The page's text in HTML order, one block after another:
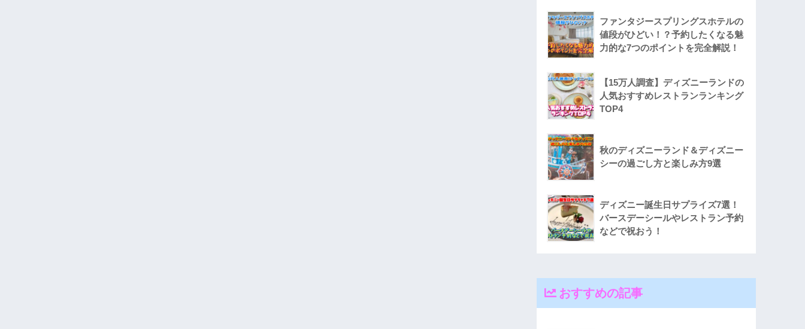
ファンタジースプリングスホテルの
値段がひどい！？予約したくなる魅
力的な7つのポイントを完全解説！
【15万人調査】ディズニーランドの
人気おすすめレストランランキング
TOP4
秋のディズニーランド＆ディズニー
シーの過ごし方と楽しみ方9選
ディズニー誕生日サプライズ7選！
バースデーシールやレストラン予約
などで祝おう！
おすすめの記事